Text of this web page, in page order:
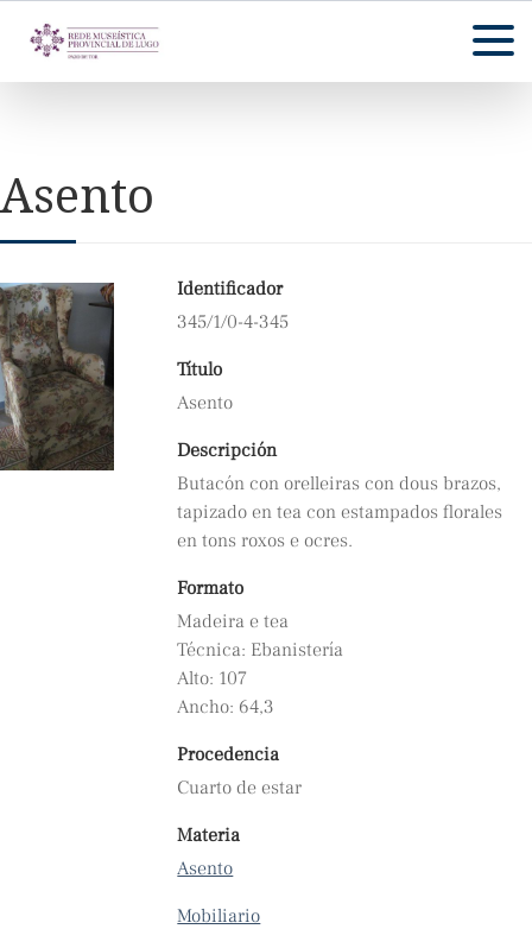
Asento
Identificador
345/1/0-4-345
Título
Asento
Descripción
Butacón con orelleiras con dous brazos,
tapizado en tea con estampados florales
en tons roxos e ocres.
Formato
Madeira e tea
Técnica: Ebanistería
Alto: 107
Ancho: 64,3
Procedencia
Cuarto de estar
Materia
Asento
Mobiliario